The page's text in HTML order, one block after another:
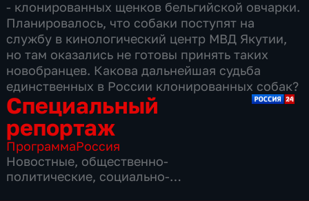
- клонированных щенков бельгийской овчарки.
Планировалось, что собаки поступят на
службу в кинологический центр МВД Якутии,
но там оказались не готовы принять таких
новобранцев. Какова дальнейшая судьба
единственных в России клонированных собак?
Специальный
репортаж
ПрограммаРоссия
Новостные, общественно-
политические, социально-